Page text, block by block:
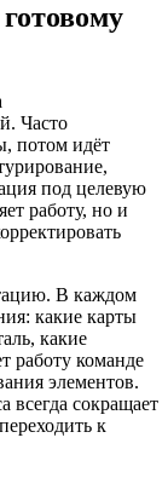
Часто
потом идёт
под целевую
работу, но и
В каждом
какие карты
какие
работу команде
элементов.
всегда сокращает
к